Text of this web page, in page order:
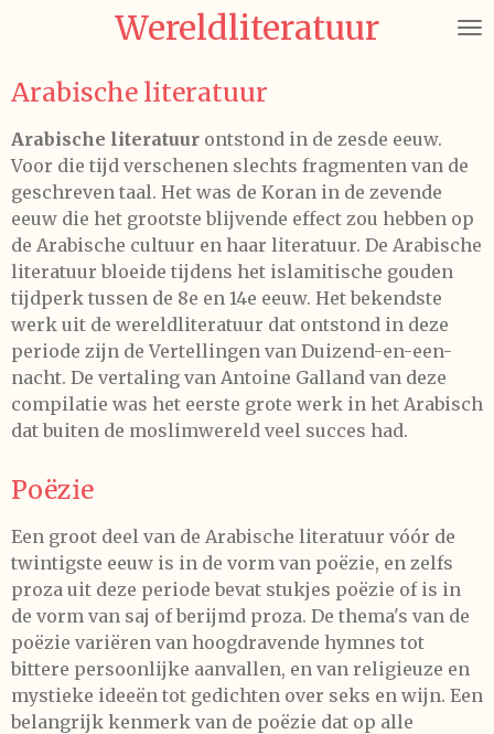
de
hoofdinhoud
Wereldliteratuur
Arabische literatuur
Arabische literatuur ontstond in de zesde eeuw.
Voor die tijd verschenen slechts fragmenten van de
geschreven taal. Het was de Koran in de zevende
eeuw die het grootste blijvende effect zou hebben op
de Arabische cultuur en haar literatuur. De Arabische
literatuur bloeide tijdens het islamitische gouden
tijdperk tussen de 8e en 14e eeuw. Het bekendste
werk uit de wereldliteratuur dat ontstond in deze
periode zijn de Vertellingen van Duizend-en-een-
nacht. De vertaling van Antoine Galland van deze
compilatie was het eerste grote werk in het Arabisch
dat buiten de moslimwereld veel succes had.
Poëzie
Een groot deel van de Arabische literatuur vóór de
twintigste eeuw is in de vorm van poëzie, en zelfs
proza uit deze periode bevat stukjes poëzie of is in
de vorm van saj of berijmd proza. De thema's van de
poëzie variëren van hoogdravende hymnes tot
bittere persoonlijke aanvallen, en van religieuze en
mystieke ideeën tot gedichten over seks en wijn. Een
belangrijk kenmerk van de poëzie dat op alle